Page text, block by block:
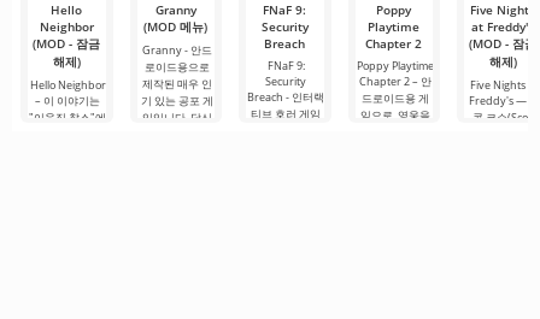
Hello
Neighbor
(MOD - 잠금
해제)
Hello Neighbor
– 이 이야기는
"이웃집 찰스"에
Granny
(MOD 메뉴)
Granny - 안드
로이드용으로
제작된 매우 인
기 있는 공포 게
임입니다. 당신
FNaF 9:
Security
Breach
FNaF 9:
Security
Breach - 인터랙
티브 호러 게임
Poppy
Playtime
Chapter 2
Poppy Playtime
Chapter 2 – 안
드로이드용 게
임으로, 영웅을
Five Nights
at Freddy's
(MOD - 잠금
해제)
Five Nights at
Freddy's — 스
콧 코슨(Scott